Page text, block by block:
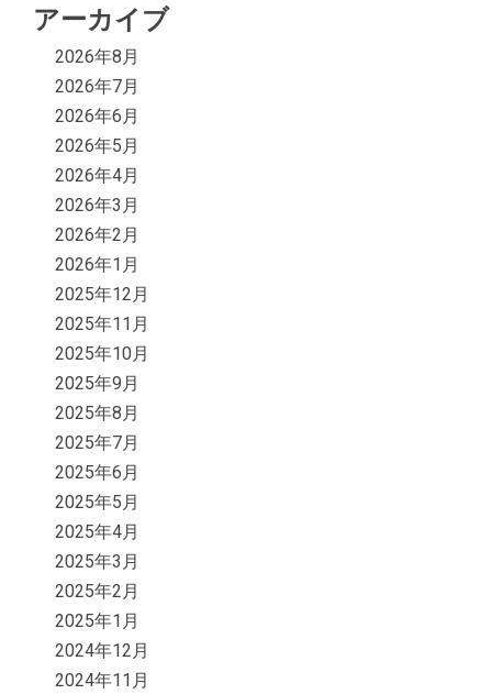
アーカイブ
2026年8月
2026年7月
2026年6月
2026年5月
2026年4月
2026年3月
2026年2月
2026年1月
2025年12月
2025年11月
2025年10月
2025年9月
2025年8月
2025年7月
2025年6月
2025年5月
2025年4月
2025年3月
2025年2月
2025年1月
2024年12月
2024年11月